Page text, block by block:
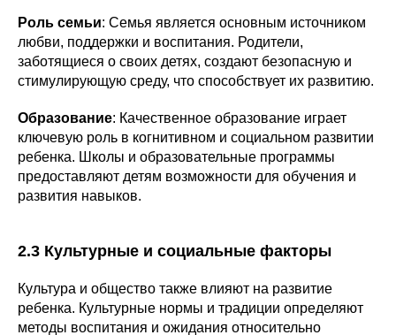
Роль семьи: Семья является основным источником
любви, поддержки и воспитания. Родители,
заботящиеся о своих детях, создают безопасную и
стимулирующую среду, что способствует их развитию.
Образование: Качественное образование играет
ключевую роль в когнитивном и социальном развитии
ребенка. Школы и образовательные программы
предоставляют детям возможности для обучения и
развития навыков.
2.3 Культурные и социальные факторы
Культура и общество также влияют на развитие
ребенка. Культурные нормы и традиции определяют
методы воспитания и ожидания относительно